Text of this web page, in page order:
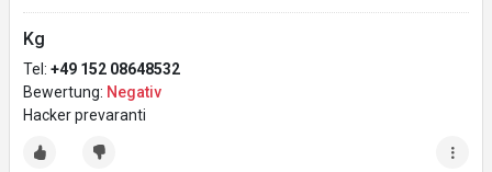
Kg
Tel: +49 152 08648532
Bewertung: Negativ
Hacker prevaranti